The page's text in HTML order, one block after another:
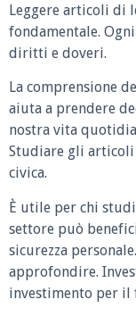
Leggere articoli di
fondamentale.
diritti e doveri.
La comprensione
aiuta a prendere
nostra vita
Studiare gli articoli
civica.
È utile per chi
settore può
sicurezza
approfondire.
investimento per il